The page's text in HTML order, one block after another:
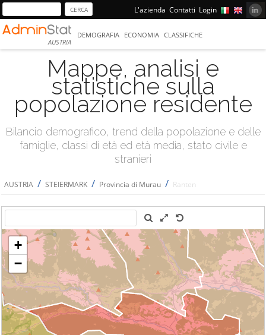
L'azienda Contatti Login
AUSTRIA
DEMOGRAFIA ECONOMIA CLASSIFICHE
Mappe, analisi e
statistiche sulla
popolazione residente
Bilancio demografico, trend della popolazione e delle
famiglie, classi di età ed età media, stato civile e
stranieri
AUSTRIA / STEIERMARK / Provincia di Murau / Ranten